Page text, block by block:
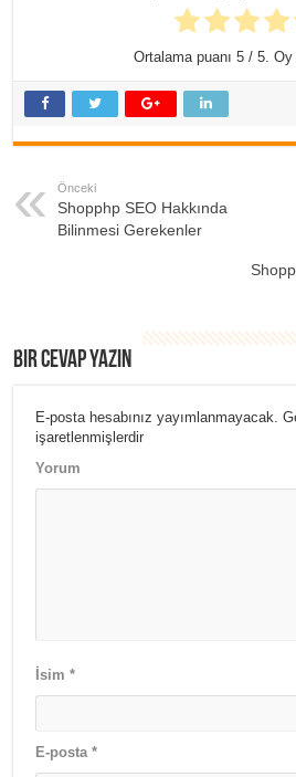
Ortalama puanı 5/ 5. Oy
Önceki
Shopphp SEO Hakkında
Bilinmesi Gerekenler
Bir cevap yazın
E-posta hesabınız yayımlanmayacak.
işaretlenmişlerdir
Yorum
İsim*
E-posta*